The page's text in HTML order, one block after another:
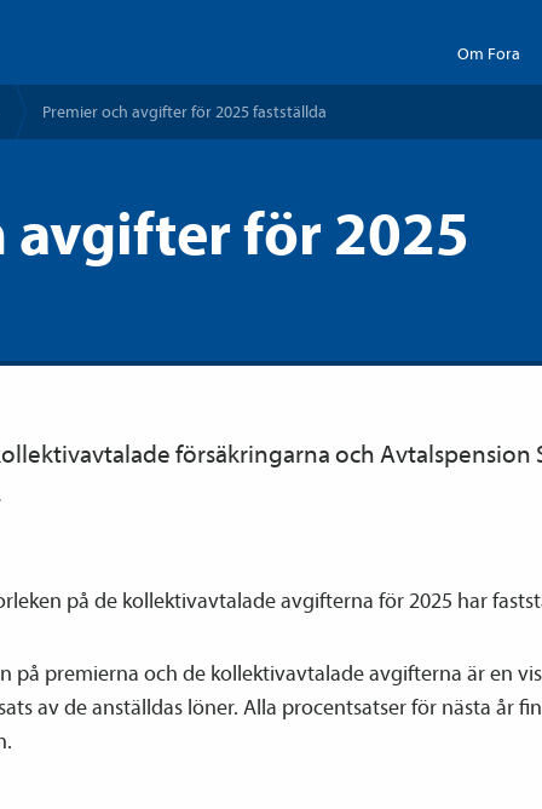
Om Fora
Premier och avgifter för 2025 fastställda
avgifter för 2025
försäkringarna och Avtals­pension
på de kollektiv­avtalade avgifterna för 2025 har
på premierna och de kollektiv­avtalade avgifterna är en
av de anställdas löner. Alla procentsatser för nästa år